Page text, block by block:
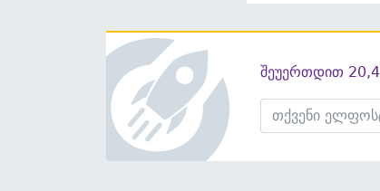
შეუერთდით